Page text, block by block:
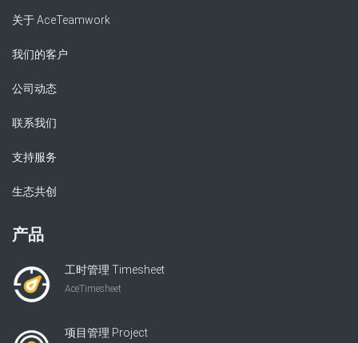
关于 AceTeamwork
我们的客户
公司动态
联系我们
支持服务
生态共创
产品
工时管理 Timesheet
AceTimesheet
项目管理 Project